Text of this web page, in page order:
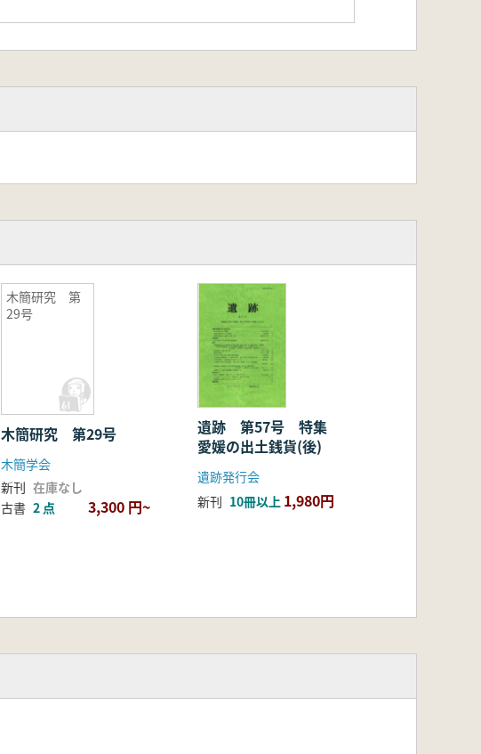
木簡研究 第
29号
木簡研究 第29号
木簡学会
新刊 在庫なし
古書 2 点 3,300 円~
遺跡 第57号 特集
愛媛の出土銭貨(後)
遺跡発行会
新刊 10冊以上 1,980円